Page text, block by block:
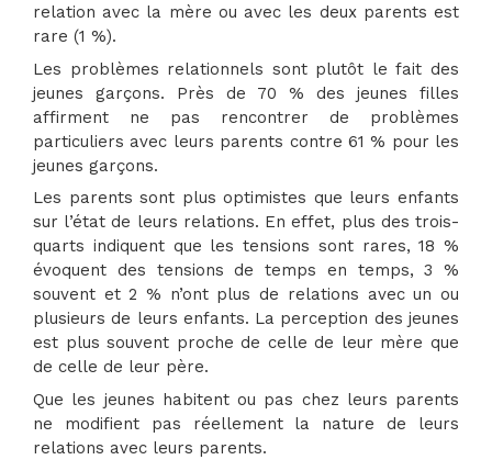
relation avec la mère ou avec les deux parents est
rare (1 %).
Les problèmes relationnels sont plutôt le fait des
jeunes garçons. Près de 70 % des jeunes filles
affirment ne pas rencontrer de problèmes
particuliers avec leurs parents contre 61 % pour les
jeunes garçons.
Les parents sont plus optimistes que leurs enfants
sur l’état de leurs relations. En effet, plus des trois-
quarts indiquent que les tensions sont rares, 18 %
évoquent des tensions de temps en temps, 3 %
souvent et 2 % n’ont plus de relations avec un ou
plusieurs de leurs enfants. La perception des jeunes
est plus souvent proche de celle de leur mère que
de celle de leur père.
Que les jeunes habitent ou pas chez leurs parents
ne modifient pas réellement la nature de leurs
relations avec leurs parents.